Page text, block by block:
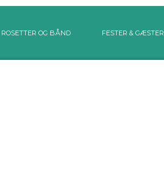
ROSETTER OG BÅND FESTER & GÆSTER